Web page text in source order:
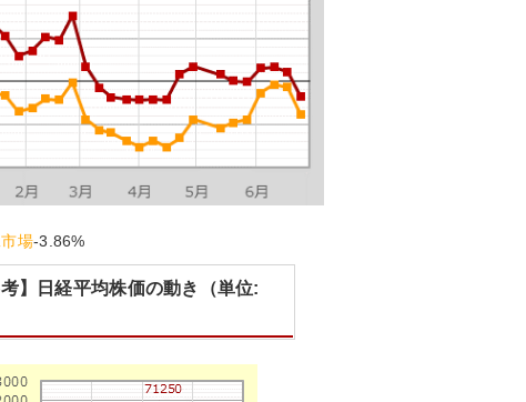
場-3.86%
考】日経平均株価の動き（単位: